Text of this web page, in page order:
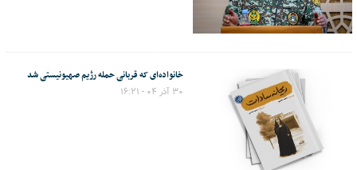
خانواده‌ای که قربانی حمله رژیم صهیونیستی شد
۳۰ آذر ۰۴ - ۱۶:۲۱